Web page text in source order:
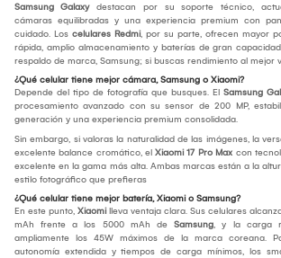
Samsung Galaxydestacan por su soporte técnico,
cámaras equilibradas y una experiencia premium con
cuidado. Los celulares Redmi, por su parte, ofrecen mayor
rápida, amplio almacenamiento y baterías de gran
respaldo de marca, Samsung; si buscas rendimiento al mejor
¿Qué celular tiene mejor cámara, Samsung o Xiaomi?
Depende del tipo de fotografía que busques. El Samsung
procesamiento avanzado con su sensor de 200 MP,
generación y una experiencia premium consolidada.
Sin embargo, si valoras la naturalidad de las imágenes, la
excelente balance cromático, el Xiaomi 17 Pro Max con
excelente en la gama más alta. Ambas marcas están a la
estilo fotográfico que prefieras
¿Qué celular tiene mejor batería, Xiaomi o Samsung?
En este punto, Xiaomi lleva ventaja clara. Sus celulares
mAh frente a los 5000 mAh de Samsung, y la carga
ampliamente los 45W máximos de la marca coreana.
autonomía extendida y tiempos de carga mínimos, los